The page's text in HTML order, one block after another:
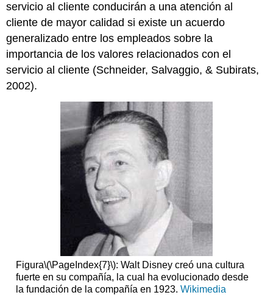
servicio al cliente conducirán a una atención al
cliente de mayor calidad si existe un acuerdo
generalizado entre los empleados sobre la
importancia de los valores relacionados con el
servicio al cliente (Schneider, Salvaggio, & Subirats,
2002).
Figura\(\PageIndex{7}\): Walt Disney creó una cultura
fuerte en su compañía, la cual ha evolucionado desde
la fundación de la compañía en 1923. Wikimedia